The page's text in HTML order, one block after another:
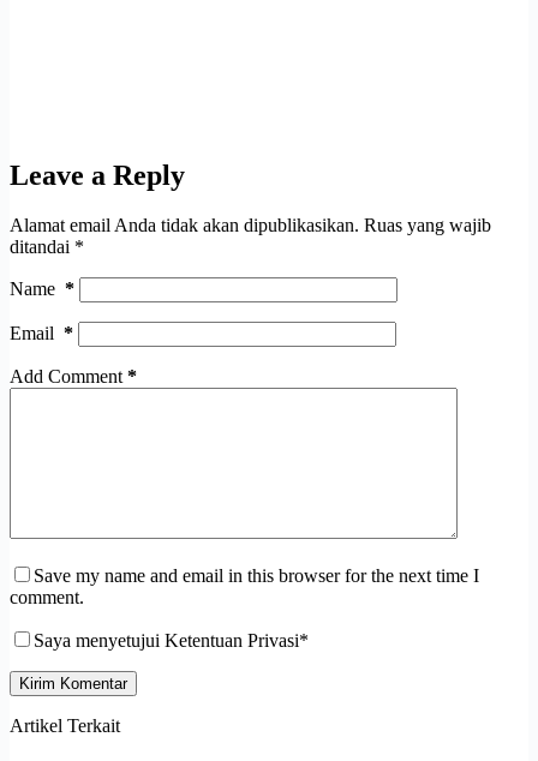
Leave a Reply
Alamat email Anda tidak akan dipublikasikan. Ruas yang wajib
ditandai *
Name *
Email *
Add Comment*
Save my name and email in this browser for the next time I
comment.
Saya menyetujui Ketentuan Privasi*
Kirim Komentar
Artikel Terkait